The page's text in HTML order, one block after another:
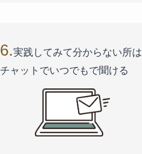
6.実践してみて分からない所は
チャットでいつでもで聞ける